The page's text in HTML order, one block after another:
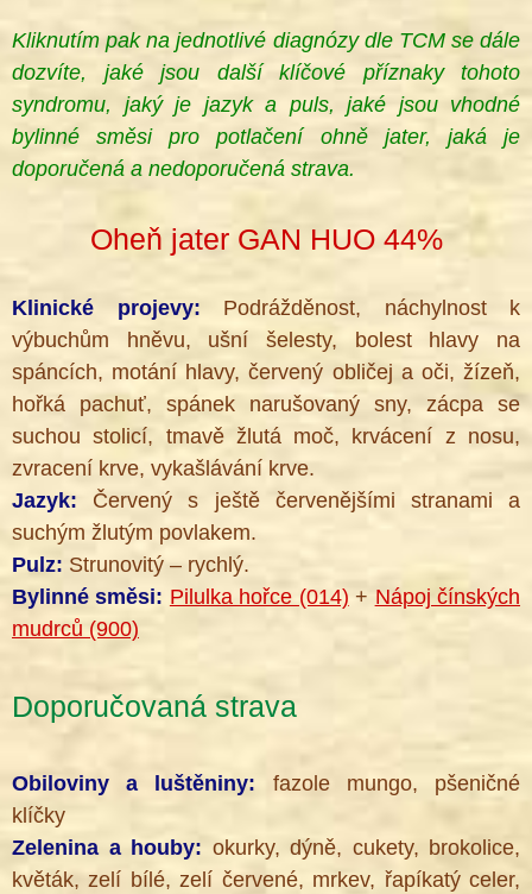
Kliknutím pak na jednotlivé diagnózy dle TCM se dále
dozvíte, jaké jsou další klíčové příznaky tohoto
syndromu, jaký je jazyk a puls, jaké jsou vhodné
bylinné směsi pro potlačení ohně jater, jaká je
doporučená a nedoporučená strava.
Oheň jater GAN HUO 44%
Klinické projevy: Podrážděnost, náchylnost k
výbuchům hněvu, ušní šelesty, bolest hlavy na
spáncích, motání hlavy, červený obličej a oči, žízeň,
hořká pachuť, spánek narušovaný sny, zácpa se
suchou stolicí, tmavě žlutá moč, krvácení z nosu,
zvracení krve, vykašlávání krve.
Jazyk: Červený s ještě červenějšími stranami a
suchým žlutým povlakem.
Pulz: Strunovitý – rychlý.
Bylinné směsi: Pilulka hořce (014) + Nápoj čínských
mudrců (900)
Doporučovaná strava
Obiloviny a luštěniny: fazole mungo, pšeničné
klíčky
Zelenina a houby: okurky, dýně, cukety, brokolice,
květák, zelí bílé, zelí červené, mrkev, řapíkatý celer,